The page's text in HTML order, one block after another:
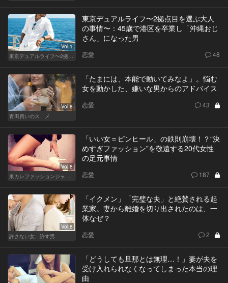
Vol.1
東京デュアルライフ〜2拠点目を選ぶ大人の事情〜
東京デュアルライフ〜2拠点目を選ぶ大人
の事情〜：45歳で港区を卒業し「沖縄おじ
さん」になった男
恋愛 48
Vol.8
青田買いのスゝメ
「たまには、本能で動いてみなよ」。悩む
女を動かした、嫌いな男からのアドバイス
恋愛 43
Vol.8
東カレファッションジャーナル
「いい女＝ピンヒール」の鉄則崩壊！？“決
めすぎファッション”を敬遠する20代女性
の足元事情
恋愛 187
Vol.8
許さない女、許す男
「イクメン」「完璧な夫」と絶賛される起
業家。妻から離婚を切り出されたのは、一
体なぜ？
恋愛 2
「どうしても旦那とは無理…！」妻が夫を
受け入れられなくなってしまった本当の理
由